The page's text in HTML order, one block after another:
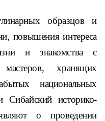
образцов и
повышения интереса
и знакомства с
хранящих
национальных
историко-
о проведении